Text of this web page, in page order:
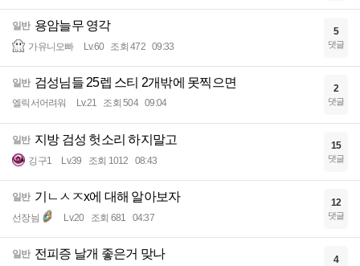
일반 용암늘무 영각
가유니오빠 Lv.60 조회 472 09:33
5
댓글
일반 검성님들 25렙 스티 2개밖에 못찍으면
엘릭서어려워 Lv.21 조회 504 09:04
2
댓글
일반 지방 검성 헛소리 하지말고
깅구1 Lv.39 조회 1012 08:43
15
댓글
일반 기ㄴㅅㅈx에 대해 알아보자
선장늼 Lv.20 조회 681 04:37
12
댓글
일반 전피증 날개 좋은거 맞나 4